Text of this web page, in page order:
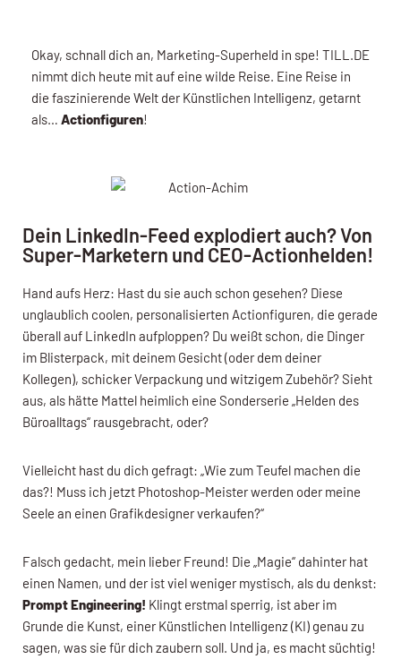
Okay, schnall dich an, Marketing-Superheld in spe! TILL.DE
nimmt dich heute mit auf eine wilde Reise. Eine Reise in
die faszinierende Welt der Künstlichen Intelligenz, getarnt
als… Actionfiguren!
Dein LinkedIn-Feed explodiert auch? Von
Super-Marketern und CEO-Actionhelden!
Hand aufs Herz: Hast du sie auch schon gesehen? Diese
unglaublich coolen, personalisierten Actionfiguren, die gerade
überall auf LinkedIn aufploppen? Du weißt schon, die Dinger
im Blisterpack, mit deinem Gesicht (oder dem deiner
Kollegen), schicker Verpackung und witzigem Zubehör? Sieht
aus, als hätte Mattel heimlich eine Sonderserie „Helden des
Büroalltags“ rausgebracht, oder?
Vielleicht hast du dich gefragt: „Wie zum Teufel machen die
das?! Muss ich jetzt Photoshop-Meister werden oder meine
Seele an einen Grafikdesigner verkaufen?“
Falsch gedacht, mein lieber Freund! Die „Magie“ dahinter hat
einen Namen, und der ist viel weniger mystisch, als du denkst:
Prompt Engineering! Klingt erstmal sperrig, ist aber im
Grunde die Kunst, einer Künstlichen Intelligenz (KI) genau zu
sagen, was sie für dich zaubern soll. Und ja, es macht süchtig!